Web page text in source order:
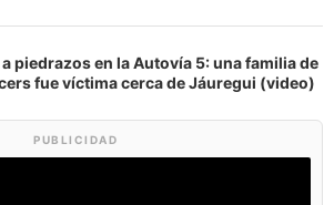
piedrazos en la Autovía 5: una familia de
fue víctima cerca de Jáuregui (video)
PUBLICIDAD